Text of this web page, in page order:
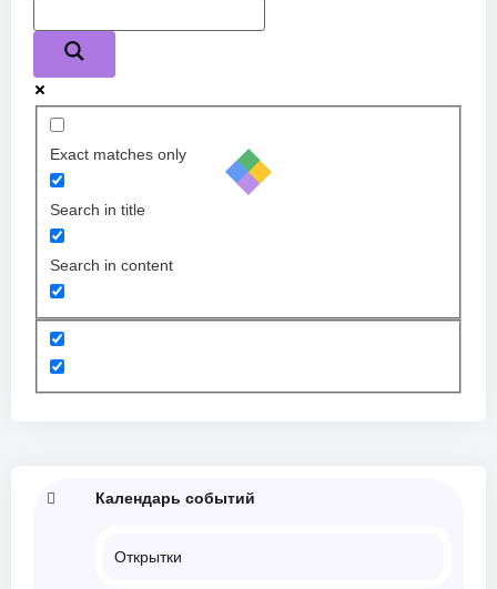
Exact matches only
Search in title
Search in content
Календарь событий
Открытки